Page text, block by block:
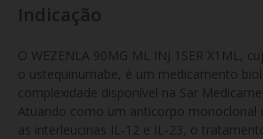
Indicação
O WEZENLA 90MG ML INJ 1SER X1ML,
o ustequinumabe, é um medicamento
complexidade disponível na Sar
Atuando como um anticorpo monoclonal
as interleucinas IL-12 e IL-23, o